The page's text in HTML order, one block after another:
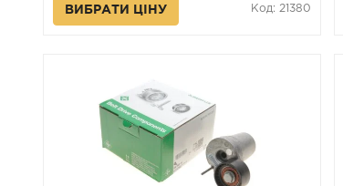
ВИБРАТИ ЦІНУ Код: 21380